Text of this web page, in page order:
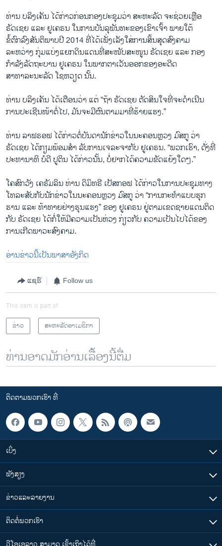
ທ່ານ ບລິງເຄັນ ໄດ້ກ່າວກ່ອນກອງປະຊຸມວ່າ ສະຫະລັດ ຈະຊ່ວຍເຫຼືອ
ຣັດເຊຍ ແລະ ຢູເຄຣນ ໃນການບັນລຸພັນທະຂອງເຂົາເຈົ້າ ພາຍໃຕ້
ຂໍ້ຕົກລົງສັນຕິພາບປີ 2014 ທີ່ໄດ້ເພັ່ງເລັງໃສ່ການສິ້ນສຸດສົງຄາມ
ລະຫວ່າງ ກຸ່ມແບ່ງແຍກດິນແດນທີ່ສະໜັບສະໜູນ ຣັດເຊຍ ແລະ ກອງ
ກຳລັງລັດຖະບານ ຢູເຄຣນ ໃນພາກຕາເວັນອອກຂອງອະດີດ
ສາທາລະນະລັດ ໂຊຫວຽດ ນັ້ນ.
ທ່ານ ບລິງເຄັນ ໄດ້ເຕືອນວ່າ ແຕ່ “ຖ້າ ຣັດເຊຍ ຕັດສິນໃຈທີ່ຈະດຳເນີນ
ການປະເຊີນໜ້າຕໍ່ໄປ, ມັນຈະມີຜົນຕາມມາທີ່ຮ້າຍແຮງ.”
ທ່ານ ລາຟຣອຟ ໄດ້ກ່າວຕໍ່ບັນດານັກຂ່າວໃນນະຄອນຫຼວງ ມົສກູ ວ່າ
ຣັດເຊຍ ໄດ້ກຽມພ້ອມສຳ ລັບການເຈລະຈາກັບ ຢູເຄຣນ. “ພວກເຮົາ, ດັ່ງທີ່
ປະທານາທິ ບໍດີ ປູຕິນ ໄດ້ກ່າວນັ້ນ, ບໍ່ຢາກໄດ້ຄວາມຂັດແຍ້ງໃດໆ.”
ໂຄສົກວັງ ເຄຣັມລິນ ທ່ານ ດິມິທຣີ ເປັສກອຟ ໄດ້ກ່າວໃນການປະຊຸມທາງ
ໂທລະສັບກັບນັກຂ່າວໃນນະຄອນຫຼວງ ມົສກູ ວ່າ “ການກະທຳແບບ​ຮຸກ​
ຮານ ແລະ ​ທ້າ​ທາຍ​ຢ່າງຮຸນແຮງ” ຂອງ ຢູເຄຣນ ຢູ່ຕາມເຂດຊາຍແດນຕິດ
ກັບ ຣັດເຊຍ ໄດ້ກໍ່ໃຫ້ມີຄວາມເປັນຫ່ວງ ກ່ຽວກັບ ຄວາມເປັນໄປໄດ້ຂອງ
ການເກີດພາວະສົງຄາມ.
ອ່ານຂ່າວນີ້ເປັນພາສາອັງກິດ
ແຊຣ໌ Follow us
This item is part of
ຂ່າວ
ສະຫະລັດອາເມຣິກາ
ທ່ານອາດມັກອ່ານເລື້ອງນີ້ຕື່ມ
ຕິດຕາມພວກເຮົາ ທີ່
ເບິ່ງ
ຟັງສຽງ
ຂ່າວແລະລາຍງານ
ຕິດຕໍ່ພວກເຮົາ